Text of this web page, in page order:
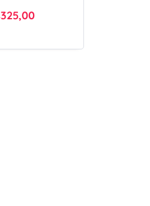
325,00